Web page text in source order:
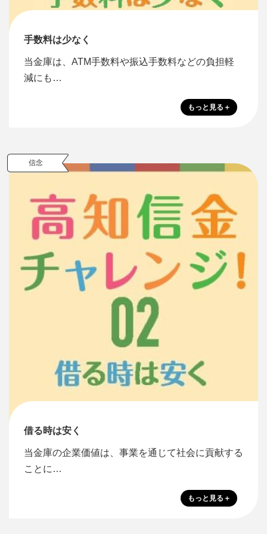
手数料は少なく
当金庫は、ATM手数料や振込手数料などの負担軽
減にも…
信念
借る時は安く
当金庫の企業価値は、事業を通じて社会に貢献する
ことに…